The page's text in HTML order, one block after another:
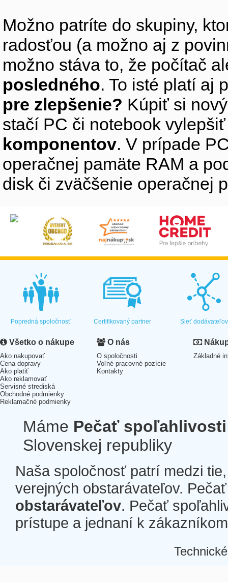
Možno patríte do skupiny,
radosťou (a možno aj z
možno stáva to, že počítač
posledného. To isté platí aj
pre zlepšenie? Kúpiť si
stačí PC či notebook
komponentov. V prípade
operačnej pamäte RAM a
disk či zväčšenie operačnej
Popredná spoločnosť Certifikovaný partner Sieť dodávateľov
Všetko o nákupe
Ako nakupovať
Cena dopravy
Ako platiť
Ako reklamovať
Servisné strediská
Obchodné podmienky
Reklamačné podmienky
O nás
O spoločnosti
Voľné pracovné pozície
Kontakty
Základné
Máme Pečať spoľahlivosti
Slovenskej republiky
Naša spoločnosť patrí medzi
verejných obstarávateľov.
obstarávateľov. Pečať
prístupe a jednaní k